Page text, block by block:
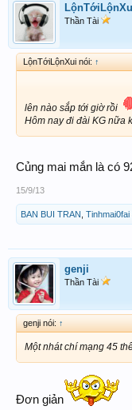
Thần Tài
LộnTớiLộnXui nói: ↑
lên nào sắp tới giờ rồi
Hôm nay đi đài KG nữa
Củng mai mắn là có
15/9/13
BAN BUI TRAN Tinhmai0fai
genji
Thần Tài
genji nói: ↑
Một nhát chí mạng 45
Đơn giản